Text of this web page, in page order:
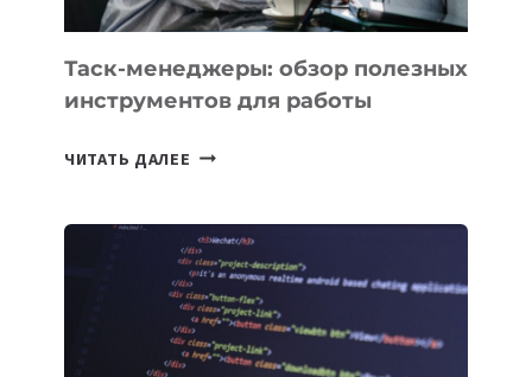
Таск-менеджеры: обзор полезных
инструментов для работы
ЧИТАТЬ ДАЛЕЕ ТАСК-
ПОЛЕЗНЫХ
ИНСТРУМЕНТОВ
ДЛЯ
РАБОТЫ